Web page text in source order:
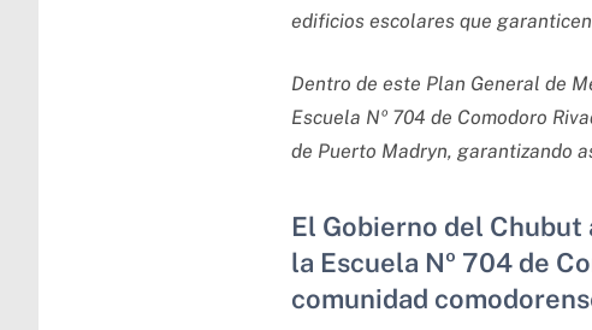
edificios escolares que
Dentro de este Plan General de
Escuela Nº 704 de Comodoro
de Puerto Madryn, garantizando
El Gobierno del
la Escuela Nº 704 de
comunidad